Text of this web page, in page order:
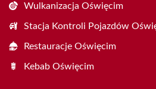
Wulkanizacja Oświęcim
Stacja Kontroli Pojazdów
Restauracje Oświęcim
Kebab Oświęcim